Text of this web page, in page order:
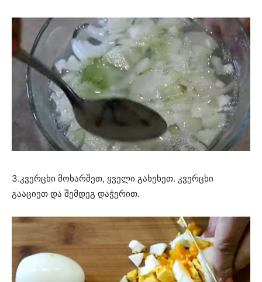
3.კვერცხი მოხარშეთ, ყველი გახეხეთ. კვერცხი
გააციეთ და შემდეგ დაჭერით.